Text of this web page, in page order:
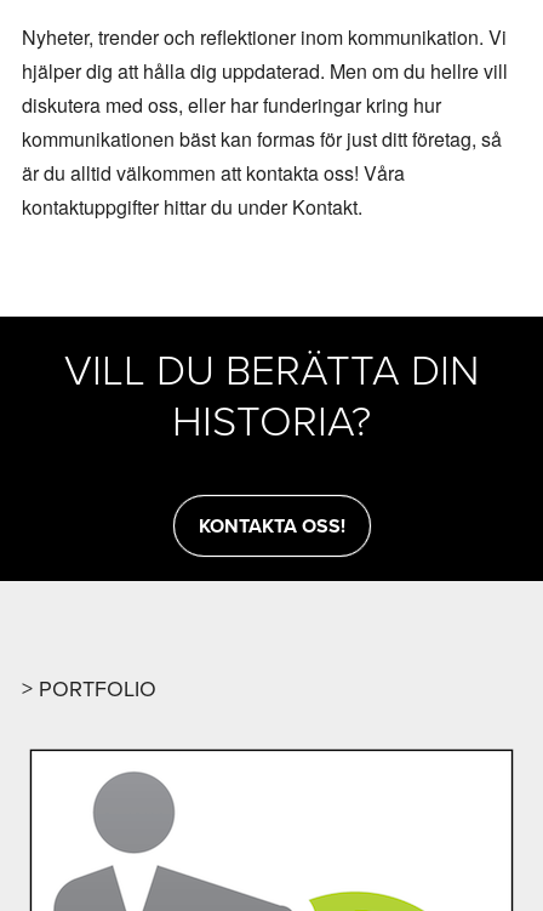
Nyheter, trender och reflektioner inom kommunikation. Vi
hjälper dig att hålla dig uppdaterad. Men om du hellre vill
diskutera med oss, eller har funderingar kring hur
kommunikationen bäst kan formas för just ditt företag, så
är du alltid välkommen att kontakta oss! Våra
kontaktuppgifter hittar du under Kontakt.
VILL DU BERÄTTA DIN
HISTORIA?
KONTAKTA OSS!
PORTFOLIO